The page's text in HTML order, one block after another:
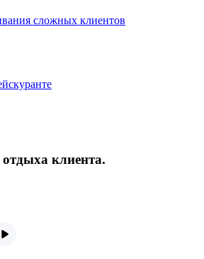
сложных клиентов
клиента.